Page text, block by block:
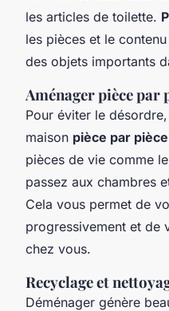
les articles de toilette.
les pièces et le
des objets importants
Aménager pièce par
Pour éviter le
maison pièce par pièce
pièces de vie comme
passez aux chambres
Cela vous permet de
progressivement et de
chez vous.
Recyclage et
Déménager génère